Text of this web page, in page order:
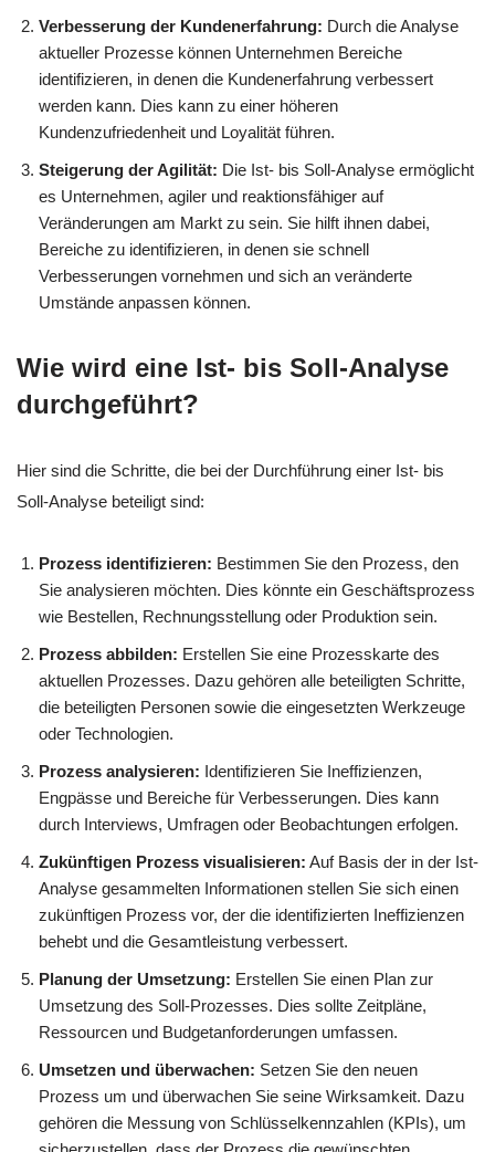
Verbesserung der Kundenerfahrung: Durch die Analyse
aktueller Prozesse können Unternehmen Bereiche
identifizieren, in denen die Kundenerfahrung verbessert
werden kann. Dies kann zu einer höheren
Kundenzufriedenheit und Loyalität führen.
Steigerung der Agilität: Die Ist- bis Soll-Analyse ermöglicht
es Unternehmen, agiler und reaktionsfähiger auf
Veränderungen am Markt zu sein. Sie hilft ihnen dabei,
Bereiche zu identifizieren, in denen sie schnell
Verbesserungen vornehmen und sich an veränderte
Umstände anpassen können.
Wie wird eine Ist- bis Soll-Analyse
durchgeführt?
Hier sind die Schritte, die bei der Durchführung einer Ist- bis
Soll-Analyse beteiligt sind:
Prozess identifizieren: Bestimmen Sie den Prozess, den
Sie analysieren möchten. Dies könnte ein Geschäftsprozess
wie Bestellen, Rechnungsstellung oder Produktion sein.
Prozess abbilden: Erstellen Sie eine Prozesskarte des
aktuellen Prozesses. Dazu gehören alle beteiligten Schritte,
die beteiligten Personen sowie die eingesetzten Werkzeuge
oder Technologien.
Prozess analysieren: Identifizieren Sie Ineffizienzen,
Engpässe und Bereiche für Verbesserungen. Dies kann
durch Interviews, Umfragen oder Beobachtungen erfolgen.
Zukünftigen Prozess visualisieren: Auf Basis der in der Ist-
Analyse gesammelten Informationen stellen Sie sich einen
zukünftigen Prozess vor, der die identifizierten Ineffizienzen
behebt und die Gesamtleistung verbessert.
Planung der Umsetzung: Erstellen Sie einen Plan zur
Umsetzung des Soll-Prozesses. Dies sollte Zeitpläne,
Ressourcen und Budgetanforderungen umfassen.
Umsetzen und überwachen: Setzen Sie den neuen
Prozess um und überwachen Sie seine Wirksamkeit. Dazu
gehören die Messung von Schlüsselkennzahlen (KPIs), um